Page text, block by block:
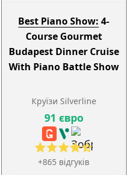
Best Piano Show: 4-
Course Gourmet
Budapest Dinner Cruise
With Piano Battle Show
Круїзи Silverline
+865 відгуків
91 євро